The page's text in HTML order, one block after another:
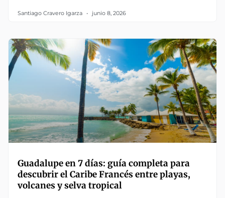
Santiago Cravero Igarza junio 8, 2026
Guadalupe en 7 días: guía completa para
descubrir el Caribe Francés entre playas,
volcanes y selva tropical